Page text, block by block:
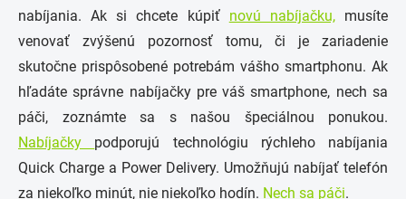
nabíjania. Ak si chcete kúpiť novú nabíjačku,musíte
venovať zvýšenú pozornosť tomu, či je zariadenie
skutočne prispôsobené potrebám vášho smartphonu. Ak
hľadáte správne nabíjačky pre váš smartphone, nech sa
páči, zoznámte sa s našou špeciálnou ponukou.
Nabíjačky podporujú technológiu rýchleho nabíjania
Quick Charge a Power Delivery. Umožňujú nabíjať telefón
za niekoľko minút, nie niekoľko hodín. Nech sa páči.